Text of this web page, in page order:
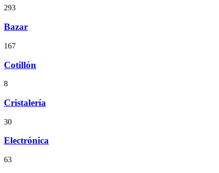
293
Bazar
167
Cotillón
8
Cristalería
30
Electrónica
63